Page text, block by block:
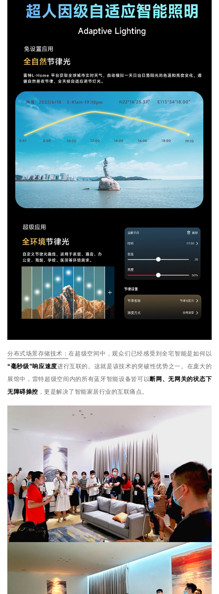
分布式场景存储技术： 在超级空间中，观众们已经感受到全宅智能是如何以
“毫秒级”响应速度进行互联的。这就是该技术的突破性优势之一。在庞大的
展馆中，雷特超级空间内的所有蓝牙智能设备皆可以 断网、无网关的状态下
无障碍操控 ，更是解决了智能家居行业的互联痛点。